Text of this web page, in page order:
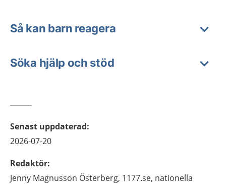
Så kan barn reagera
Söka hjälp och stöd
Senast uppdaterad:
2026-07-20
Redaktör:
Jenny Magnusson Österberg, 1177.se, nationella